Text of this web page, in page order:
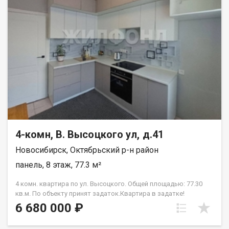
идеальным для семей с детьми. Если вы мечтаете о
просторной и уютной квартире, то этот объект идеально
подойдет для вас. Не упустите возможность приобрести эту
квартиру по выгодной цене. Звоните прямо сейчас и мы
организуем для вас просмотр объекта. Рядом с объектом
находятся:1 школа,5 детских садов,11 продуктовых
магазинов,2 спортивных учреждения. Возможен обмен на
вашу недвижимость. Возможна продажа в рассрочку. При
звонке, пожалуйста, сообщите номер варианта -
JV004054104524.
4-комн, В. Высоцкого ул, д.41
Новосибирск, Октябрьский р-н район
панель, 8 этаж, 77.3 м²
4 комн. квартира по ул. Высоцкого. Общей площадью: 77.30
кв.м. По объекту принят задаток.Квартира в задатке!
СКИДКА! СКИДКА! СКИДКА! ЦЕНА ДО КОНЦА МЕСЯЦА! Уютная
4 комнатная квартира с двумя балконами ждет своих новых
6 680 000 ₽